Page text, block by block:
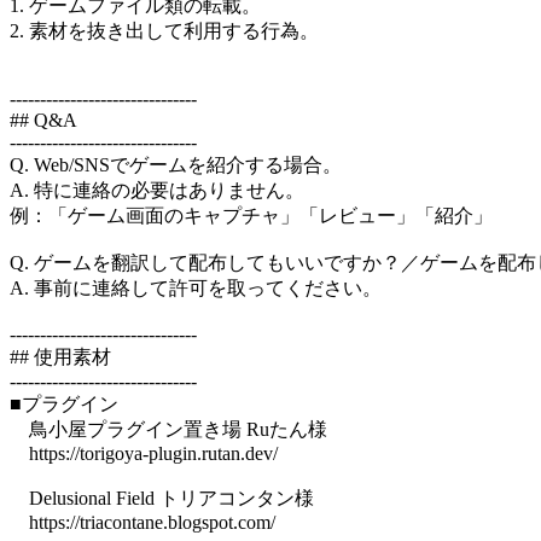
1. ゲームファイル類の転載。
2. 素材を抜き出して利用する行為。
-------------------------------
## Q&A
-------------------------------
Q. Web/SNSでゲームを紹介する場合。
A. 特に連絡の必要はありません。
例：「ゲーム画面のキャプチャ」「レビュー」「紹介」
Q. ゲームを翻訳して配布してもいいですか？／ゲームを配布
A. 事前に連絡して許可を取ってください。
-------------------------------
## 使用素材
-------------------------------
■プラグイン
鳥小屋プラグイン置き場 Ruたん様
https://torigoya-plugin.rutan.dev/
Delusional Field トリアコンタン様
https://triacontane.blogspot.com/